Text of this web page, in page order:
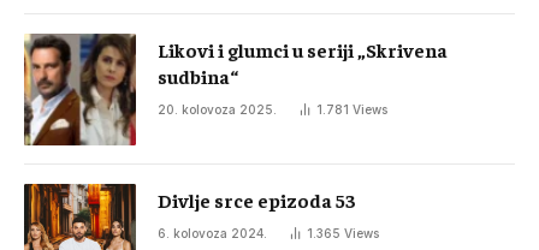
Likovi i glumci u seriji „Skrivena
sudbina“
20. kolovoza 2025. 1.781 Views
Divlje srce epizoda 53
6. kolovoza 2024. 1.365 Views